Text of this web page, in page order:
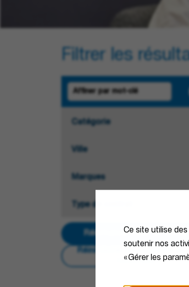
Ce site utilise
soutenir nos
« Gérer les
Filtrer les
Catégorie
Ville
Marques
Type de contrat
Réinitialiser tous les filtres
Réinitialiser les résultats de la
recherche